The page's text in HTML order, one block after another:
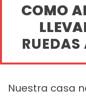
COMO
Nuestra casa